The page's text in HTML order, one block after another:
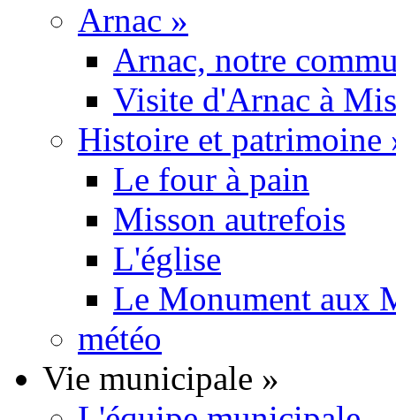
Arnac »
Arnac, notre
Visite d'Arnac à
Histoire et patrimoine
Le four à pain
Misson autrefois
L'église
Le Monument aux
météo
Vie municipale »